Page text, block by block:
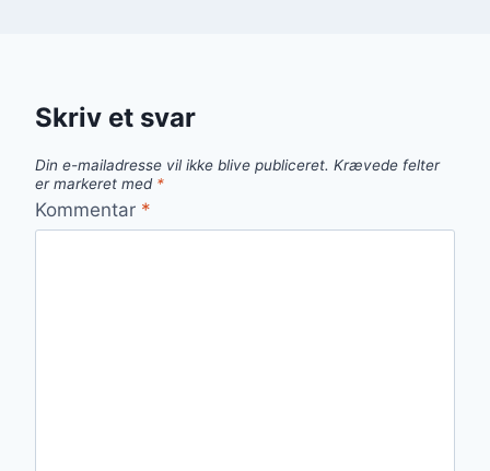
Skriv et svar
Din e-mailadresse vil ikke blive publiceret. Krævede felter
er markeret med *
Kommentar *